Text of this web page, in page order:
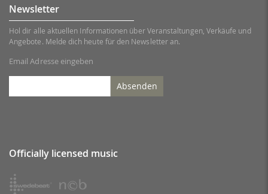
Newsletter
Hol dir alle aktuellen Informationen über Veranstaltungen, Verkäufe und
Angebote. Melde dich heute für den Newsletter an.
Email Adresse eingeben
Absenden
Officially licensed music